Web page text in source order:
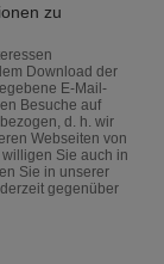
Download der
E-Mail-
Besuche auf
d. h. wir
Webseiten von
willigen Sie auch in
Sie in unserer
gegenüber
zu